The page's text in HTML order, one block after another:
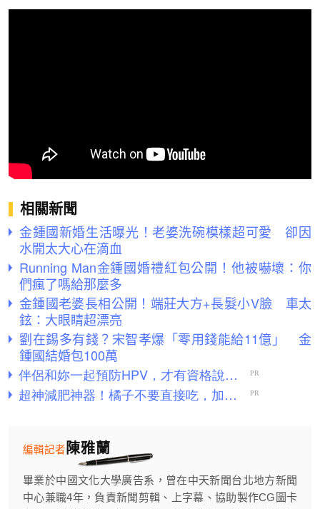
相關新聞
金鍾國新婚生活曝光！老婆洗碗模樣超可愛 卻因
水開太大心在滴血
Running Man金鍾國婚禮紅包公開！他被嚇壞：你
們瘋了嗎給那麼多
金鍾國老婆長相公開！端莊大方+長髮小V臉 車太
鉉：大眼睛超漂亮
劉在錫多有錢？宋智孝爆「零用錢能給11億」 金
鍾國結婚包100萬
陳雅蘭
編輯記者
畢業於中國文化大學廣告系，曾在中天新聞台北地方新聞
中心兼職4年，負責新聞剪輯、上字幕、協助製作CG圖卡